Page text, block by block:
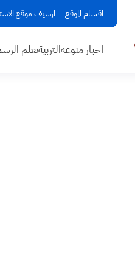
اقسام الموقع ارشيف موقع
اخبار منوعهالتربيةتعلم